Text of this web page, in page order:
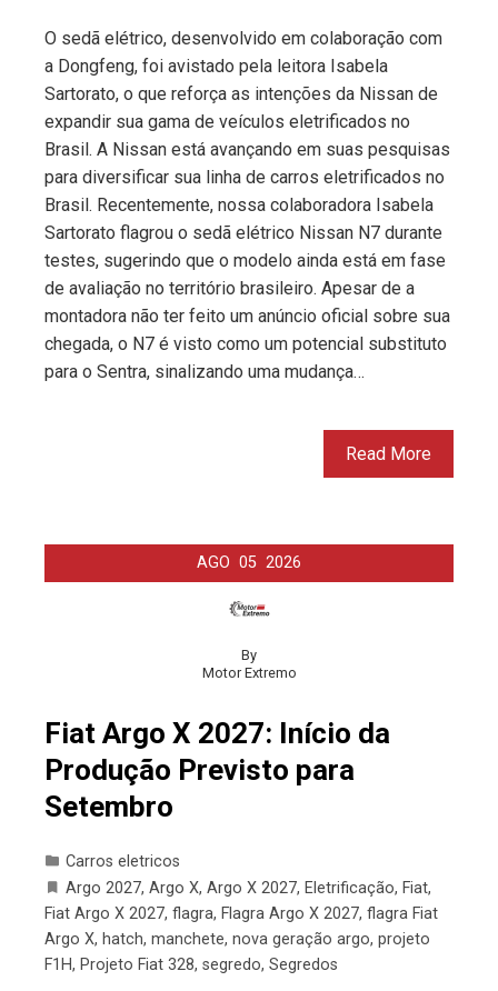
O sedã elétrico, desenvolvido em colaboração com
a Dongfeng, foi avistado pela leitora Isabela
Sartorato, o que reforça as intenções da Nissan de
expandir sua gama de veículos eletrificados no
Brasil. A Nissan está avançando em suas pesquisas
para diversificar sua linha de carros eletrificados no
Brasil. Recentemente, nossa colaboradora Isabela
Sartorato flagrou o sedã elétrico Nissan N7 durante
testes, sugerindo que o modelo ainda está em fase
de avaliação no território brasileiro. Apesar de a
montadora não ter feito um anúncio oficial sobre sua
chegada, o N7 é visto como um potencial substituto
para o Sentra, sinalizando uma mudança…
Read More
AGO 05 2026
By
Motor Extremo
Fiat Argo X 2027: Início da
Produção Previsto para
Setembro
Carros eletricos
Argo 2027, Argo X, Argo X 2027, Eletrificação, Fiat,
Fiat Argo X 2027, flagra, Flagra Argo X 2027, flagra Fiat
Argo X, hatch, manchete, nova geração argo, projeto
F1H, Projeto Fiat 328, segredo, Segredos